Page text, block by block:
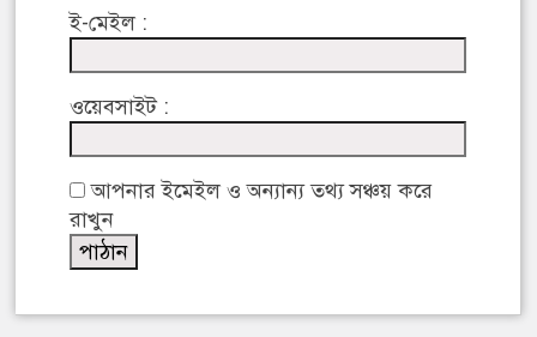
ই-মেইল :
ওয়েবসাইট :
আপনার ইমেইল ও অন্যান্য তথ্য সঞ্চয় করে
রাখুন